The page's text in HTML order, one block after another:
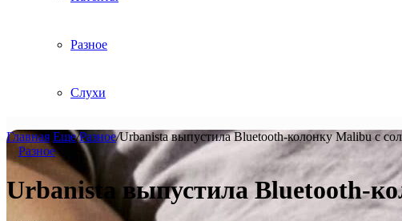
Разное
Слухи
Главная Еще/Разное/Urbanista выпустила Bluetooth-колонку Malibu с
Разное
Urbanista выпустила Bluetooth-